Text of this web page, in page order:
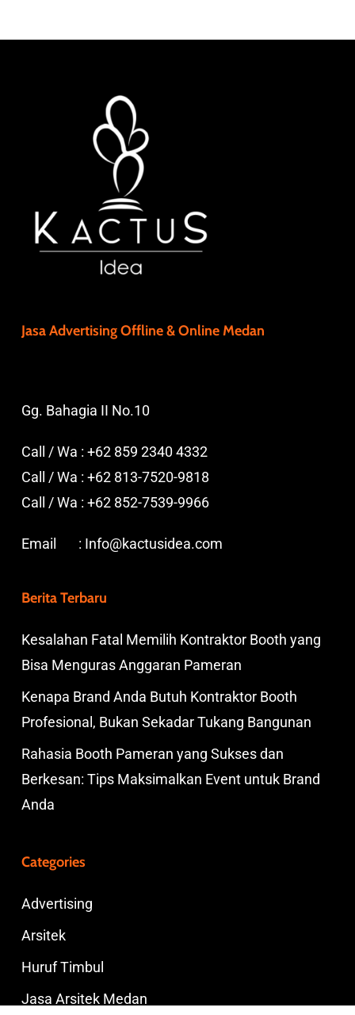
Jasa Advertising Offline & Online Medan
Gg. Bahagia II No.10
Call / Wa : +62 859 2340 4332
Call / Wa : +62 813-7520-9818
Call / Wa : +62 852-7539-9966
Email : Info@kactusidea.com
Berita Terbaru
Kesalahan Fatal Memilih Kontraktor Booth yang
Bisa Menguras Anggaran Pameran
Kenapa Brand Anda Butuh Kontraktor Booth
Profesional, Bukan Sekadar Tukang Bangunan
Rahasia Booth Pameran yang Sukses dan
Berkesan: Tips Maksimalkan Event untuk Brand
Anda
Categories
Advertising
Arsitek
Huruf Timbul
Jasa Arsitek Medan